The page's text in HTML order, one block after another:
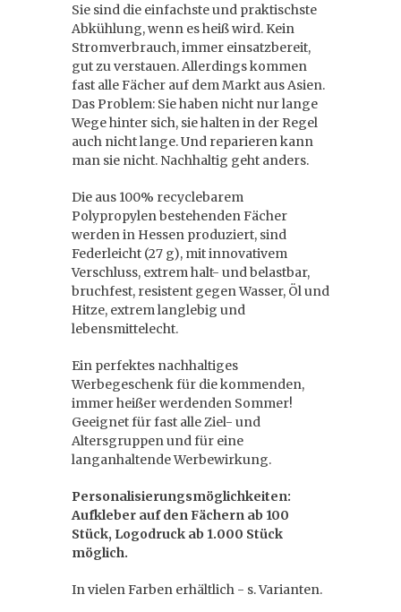
Sie sind die einfachste und praktischste
Abkühlung, wenn es heiß wird. Kein
Stromverbrauch, immer einsatzbereit,
gut zu verstauen. Allerdings kommen
fast alle Fächer auf dem Markt aus Asien.
Das Problem: Sie haben nicht nur lange
Wege hinter sich, sie halten in der Regel
auch nicht lange. Und reparieren kann
man sie nicht. Nachhaltig geht anders.
Die aus 100% recyclebarem
Polypropylen bestehenden Fächer
werden in Hessen produziert, sind
Federleicht (27 g), mit innovativem
Verschluss, extrem halt- und belastbar,
bruchfest, resistent gegen Wasser, Öl und
Hitze, extrem langlebig und
lebensmittelecht.
Ein perfektes nachhaltiges
Werbegeschenk für die kommenden,
immer heißer werdenden Sommer!
Geeignet für fast alle Ziel- und
Altersgruppen und für eine
langanhaltende Werbewirkung.
Personalisierungsmöglichkeiten:
Aufkleber auf den Fächern ab 100
Stück, Logodruck ab 1.000 Stück
möglich.
In vielen Farben erhältlich - s. Varianten.